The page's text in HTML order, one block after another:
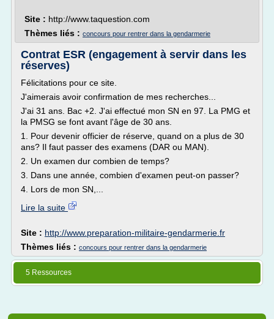
Site : http://www.taquestion.com
Thèmes liés : concours pour rentrer dans la gendarmerie
Contrat ESR (engagement à servir dans les
réserves)
Félicitations pour ce site.
J'aimerais avoir confirmation de mes recherches...
J'ai 31 ans. Bac +2. J'ai effectué mon SN en 97. La PMG et
la PMSG se font avant l'âge de 30 ans.
1. Pour devenir officier de réserve, quand on a plus de 30
ans? Il faut passer des examens (DAR ou MAN).
2. Un examen dur combien de temps?
3. Dans une année, combien d'examen peut-on passer?
4. Lors de mon SN,...
Lire la suite
Site : http://www.preparation-militaire-gendarmerie.fr
Thèmes liés : concours pour rentrer dans la gendarmerie
5 Ressources